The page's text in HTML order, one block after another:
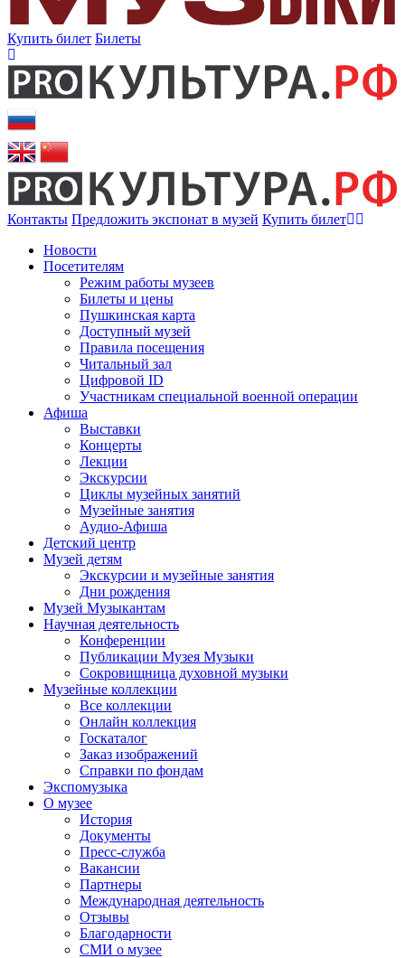
Купить билет Билеты
Контакты Предложить экспонат в музей Купить билет
Новости
Посетителям
Режим работы музеев
Билеты и цены
Пушкинская карта
Доступный музей
Правила посещения
Читальный зал
Цифровой ID
Участникам специальной военной операции
Афиша
Выставки
Концерты
Лекции
Экскурсии
Циклы музейных занятий
Музейные занятия
Аудио-Афиша
Детский центр
Музей детям
Экскурсии и музейные занятия
Дни рождения
Музей Музыкантам
Научная деятельность
Конференции
Публикации Музея Музыки
Сокровищница духовной музыки
Музейные коллекции
Все коллекции
Онлайн коллекция
Госкаталог
Заказ изображений
Справки по фондам
Экспомузыка
О музее
История
Документы
Пресс-служба
Вакансии
Партнеры
Международная деятельность
Отзывы
Благодарности
СМИ о музее